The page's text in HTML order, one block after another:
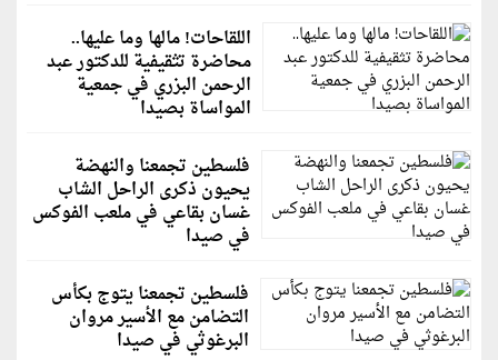
اللقاحات! مالها وما عليها..
محاضرة تثقيفية للدكتور عبد
الرحمن البزري في جمعية
المواساة بصيدا
فلسطين تجمعنا والنهضة
يحيون ذكرى الراحل الشاب
غسان بقاعي في ملعب الفوكس
في صيدا
فلسطين تجمعنا يتوج بكأس
التضامن مع الأسير مروان
البرغوثي في صيدا